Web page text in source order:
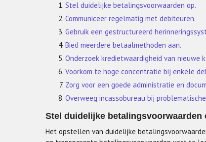
Stel duidelijke betalingsvoorwaarden op.
Communiceer regelmatig met debiteuren.
Gebruik een gestructureerd
Bied meerdere betaalmethoden aan.
Onderzoek kredietwaardigheid van nieuwe
Voorkom te hoge concentratie bij enkele
Zorg voor een goede administratie en
Overweeg incassobureau bij
Stel duidelijke betalingsvoorwaarden
Het opstellen van duidelijke